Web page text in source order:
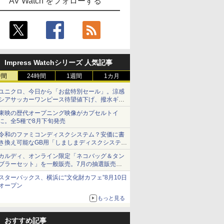
Impress Watchシリーズ 人気記事
24時間 1週間 1カ月
ニクロ、今日から「お盆特別セール」。涼感
アサッカーワンピース待望値下げ、撥水ギア
ョーツは1990円に
映の歴代オープニング映像がカプセルトイ
。全5種で8月下旬発売
和のファミコンディスクシステム？安価に書
換え可能なGB用「しましまディスクシステ
」
ルディ、オンライン限定「ネコバッグ＆タン
ラーセット」を一般販売。7月の抽選販売の
選無効分
ターバックス、横浜に“文化財カフェ”8月10日
ープン
もっと見る
おすすめ記事